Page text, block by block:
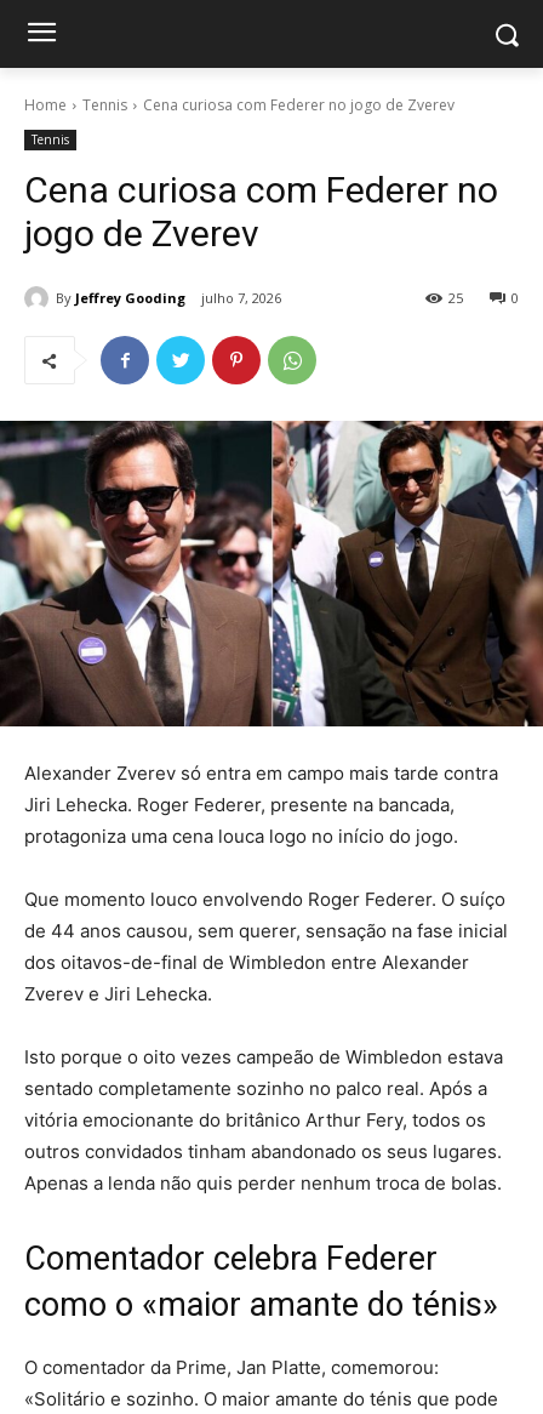
Home Tennis Cena curiosa com Federer no jogo de Zverev
Tennis
Cena curiosa com Federer no
jogo de Zverev
By Jeffrey Gooding julho 7, 2026 0
25
Alexander Zverev só entra em campo mais tarde contra
Jiri Lehecka. Roger Federer, presente na bancada,
protagoniza uma cena louca logo no início do jogo.
Que momento louco envolvendo Roger Federer. O suíço
de 44 anos causou, sem querer, sensação na fase inicial
dos oitavos-de-final de Wimbledon entre Alexander
Zverev e Jiri Lehecka.
Isto porque o oito vezes campeão de Wimbledon estava
sentado completamente sozinho no palco real. Após a
vitória emocionante do britânico Arthur Fery, todos os
outros convidados tinham abandonado os seus lugares.
Apenas a lenda não quis perder nenhum troca de bolas.
Comentador celebra Federer
como o «maior amante do ténis»
O comentador da Prime, Jan Platte, comemorou:
«Solitário e sozinho. O maior amante do ténis que pode